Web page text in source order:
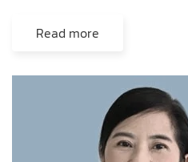
Read more